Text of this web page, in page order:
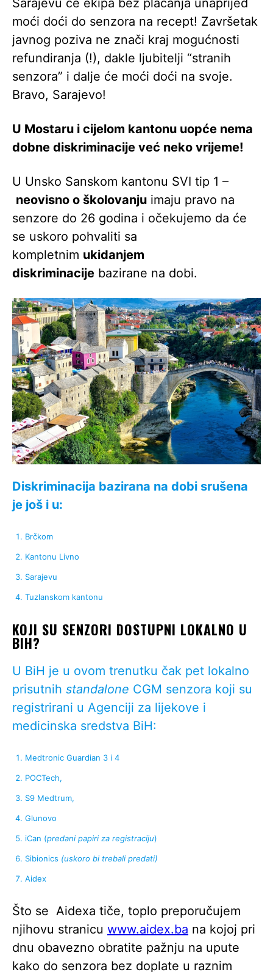
Sarajevu će ekipa bez plaćanja unaprijed
moći doći do senzora na recept! Završetak
javnog poziva ne znači kraj mogućnosti
refundiranja (!), dakle ljubitelji “stranih
senzora” i dalje će moći doći na svoje.
Bravo, Sarajevo!
U Mostaru i cijelom kantonu uopće nema
dobne diskriminacije već neko vrijeme!
U Unsko Sanskom kantonu SVI tip 1 –
neovisno o školovanju imaju pravo na
senzore do 26 godina i očekujemo da će
se uskoro pohvaliti sa
kompletnim ukidanjem
diskriminacije bazirane na dobi.
Diskriminacija bazirana na dobi srušena
je još i u:
Brčkom
Kantonu Livno
Sarajevu
Tuzlanskom kantonu
KOJI SU SENZORI DOSTUPNI LOKALNO U
BIH?
U BiH je u ovom trenutku čak pet lokalno
prisutnih standalone CGM senzora koji su
registrirani u Agenciji za lijekove i
medicinska sredstva BiH:
Medtronic Guardian 3 i 4
POCTech,
S9 Medtrum,
Glunovo
iCan (predani papiri za registraciju)
Sibionics (uskoro bi trebali predati)
Aidex
Što se Aidexa tiče, toplo preporučujem
njihovu stranicu www.aidex.ba na kojoj pri
dnu obavezno obratite pažnju na upute
kako do senzora bez doplate u raznim